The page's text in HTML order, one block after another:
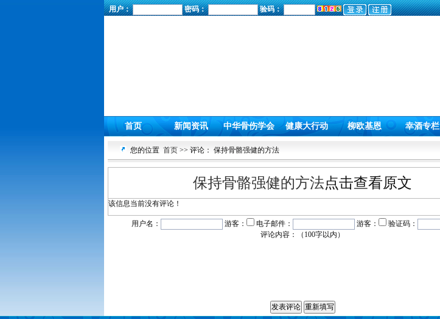
用户： 密码： 验码：
首页 新闻资讯 中华骨伤学会 健康大行动 柳欧基恩 幸酒专栏
您的位置 首页 >> 评论： 保持骨骼强健的方法
保持骨骼强健的方法点击查看原文
该信息当前没有评论！
用户名： 游客： 电子邮件： 游客：
验证码：
评论内容：（100字以内）